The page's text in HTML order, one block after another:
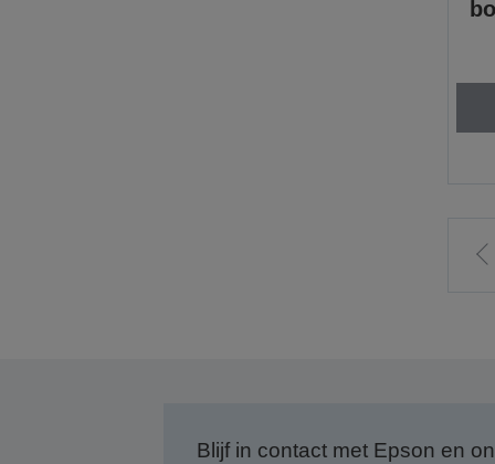
Blijf in contact met Epson en